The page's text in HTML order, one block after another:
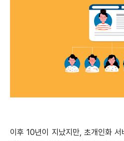
이후 10년이 지났지만, 초개인화